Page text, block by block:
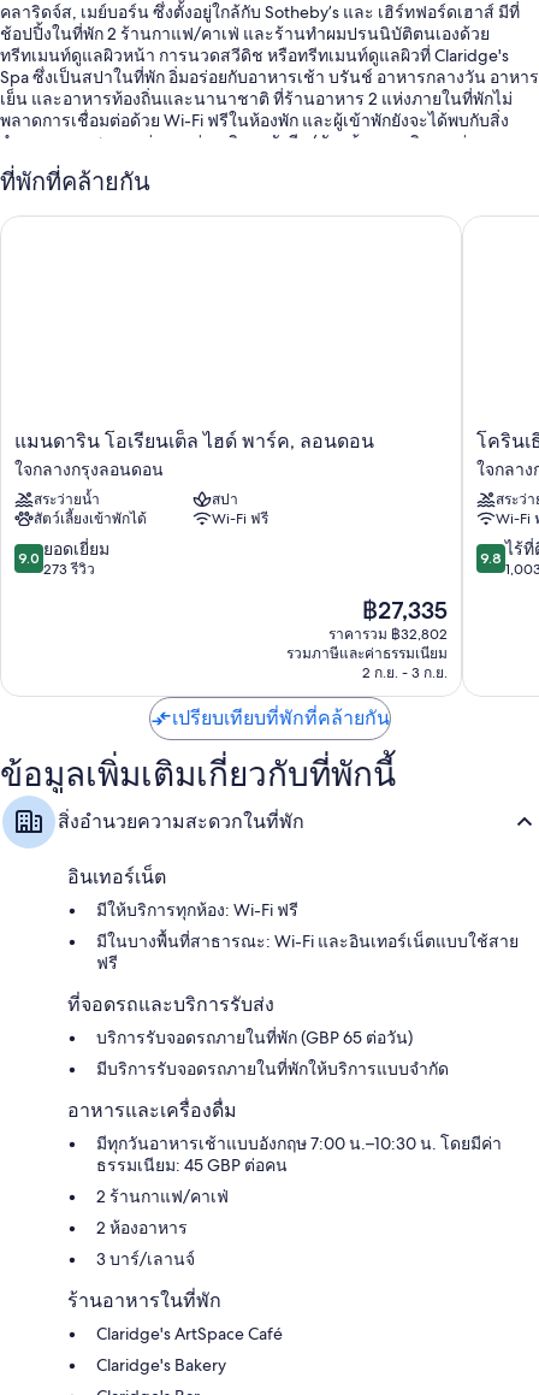
คลาริดจ์ส, เมย์บอร์น ซึ่งตั้งอยู่ใกล้กับ Sotheby’s และ เฮิร์ทฟอร์ดเฮาส์ มีที่
ช้อปปิ้งในที่พัก 2 ร้านกาแฟ/คาเฟ่ และร้านทำผมปรนนิบัติตนเองด้วย
ทรีทเมนท์ดูแลผิวหน้า การนวดสวีดิช หรือทรีทเมนท์ดูแลผิวที่ Claridge's
Spa ซึ่งเป็นสปาในที่พัก อิ่มอร่อยกับอาหารเช้า บรันช์ อาหารกลางวัน อาหาร
เย็น และอาหารท้องถิ่นและนานาชาติ ที่ร้านอาหาร 2 แห่งภายในที่พักไม่
พลาดการเชื่อมต่อด้วย Wi-Fi ฟรีในห้องพัก และผู้เข้าพักยังจะได้พบกับสิ่ง
อำนวยความสะดวกต่างๆ เช่น บริการซักรีด/ซักแห้งและบริการเช่ารถ
ภายในที่พัก
สิ่งอำนวยความสะดวกในห้องพัก
ห้องพักทั้งหมด 269 ห้องเป็นห้องที่ตกแต่งพิเศษโดยเฉพาะ ซึ่งมีสิ่งอำนวย
ความสะดวกที่สะดวกสบาย เช่น รูมเซอร์วิส 24 ชั่วโมง และเครื่องนอน
ระดับพรีเมียม พร้อมด้วยสิทธิพิเศษอย่าง พื้นที่ทำงานแบบใช้แล็ปท็อป และ
เครื่องปรับอากาศ
รองเท้าใส่ในห้องสำหรับเด็กและบริการดูแลเด็ก
ห้องน้ำพร้อมของใช้ในห้องน้ำระดับพรีเมียมและโถสุขภัณฑ์แบบบิเดต์
ทีวีจอแอลอีดีพร้อม ช่องดาวเทียม
ตู้เสื้อผ้า, เครื่องทำความร้อน และบริการทำความสะอาดทุกวัน
ที่พักที่คล้ายกัน
แมน
ดา
ริน
โอ
เรียน
เต็ล
ไฮด์
ลอนดอน
แมนดาริน โอเรียนเต็ล ไฮด์ พาร์ค, ลอนดอน
ใจกลางกรุงลอนดอน
สระว่ายน้ำ
สปา
สัตว์เลี้ยงเข้าพักได้
Wi-Fi ฟรี
9.0
จาก
9.0 ยอดเยี่ยม
273 รีวิว
ราคา
ปัจจุบัน
คือ
฿27,335
฿27,335
ราคารวม ฿32,802
รวมภาษีและค่าธรรมเนียม
2 ก.ย. - 3 ก.ย.
แมนดาริน โอเรียนเต็ล ไฮด์ พาร์ค, ลอนดอน
โค
ริน
เธีย
ลอนดอน
ใจกลาง
กรุง
ลอนดอน
โคริน
ใจกลา
สระว่
Wi-Fi
9.8
จาก
รีวิว
9.8 ไร้ที่
โครินเธี
เปรียบเทียบที่พักที่คล้ายกัน
ข้อมูลเพิ่มเติมเกี่ยวกับที่พักนี้
สิ่งอำนวยความสะดวกในที่พัก
อินเทอร์เน็ต
มีให้บริการทุกห้อง: Wi-Fi ฟรี
มีในบางพื้นที่สาธารณะ: Wi-Fi และอินเทอร์เน็ตแบบใช้สาย
ฟรี
ที่จอดรถและบริการรับส่ง
บริการรับจอดรถภายในที่พัก (GBP 65 ต่อวัน)
มีบริการรับจอดรถภายในที่พักให้บริการแบบจำกัด
อาหารและเครื่องดื่ม
มีทุกวันอาหารเช้าแบบอังกฤษ 7:00 น.–10:30 น. โดยมีค่า
ธรรมเนียม: 45 GBP ต่อคน
2 ร้านกาแฟ/คาเฟ่
2 ห้องอาหาร
3 บาร์/เลานจ์
ร้านอาหารในที่พัก
Claridge's ArtSpace Café
Claridge's Bakery